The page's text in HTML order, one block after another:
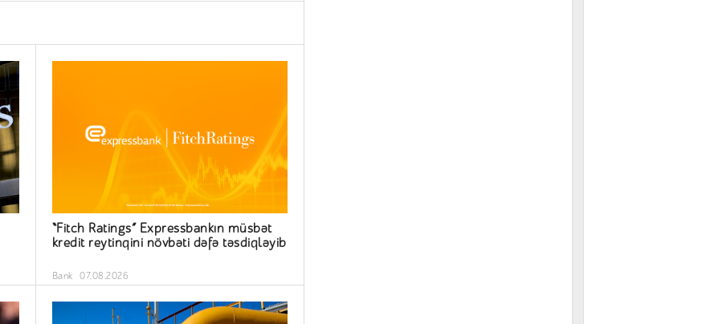
“Fitch Ratings” Expressbankın müsbət
kredit reytinqini növbəti dəfə təsdiqləyib
Bank 07.08.2026